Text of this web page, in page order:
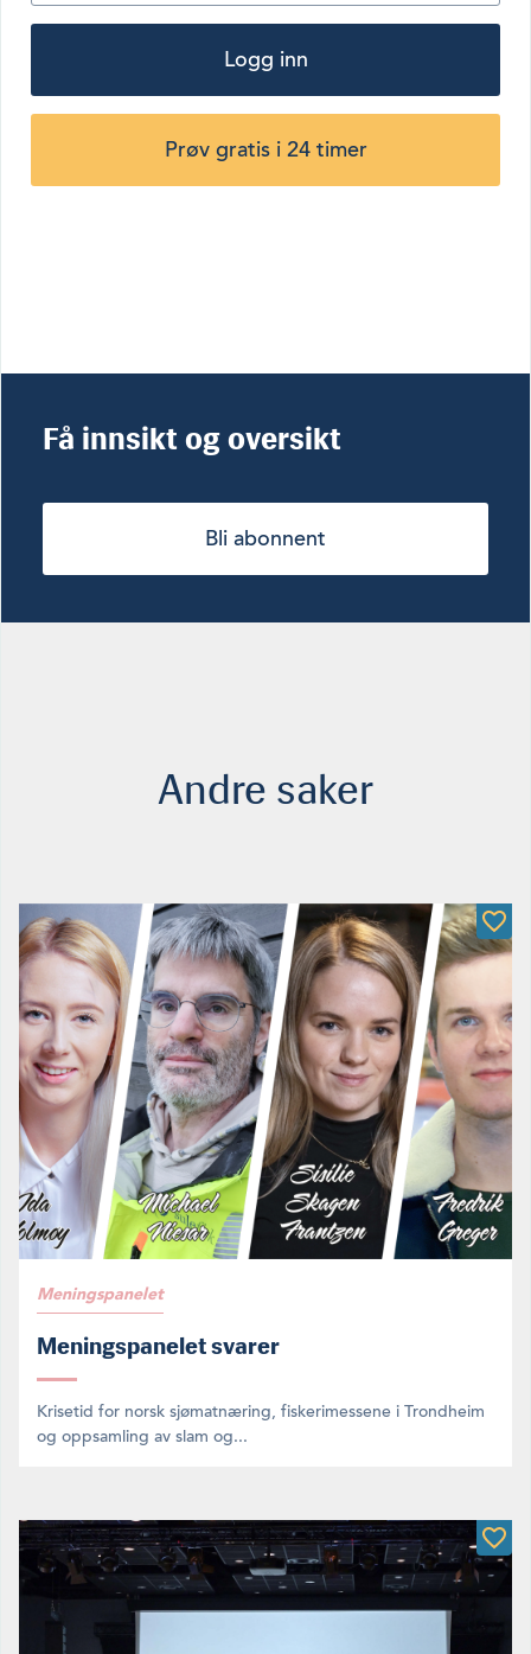
Logg inn
Prøv gratis i 24 timer
Få innsikt og oversikt
Bli abonnent
Andre saker
Meningspanelet
Meningspanelet svarer
Krisetid for norsk sjømatnæring, fiskerimessene i Trondheim
og oppsamling av slam og...